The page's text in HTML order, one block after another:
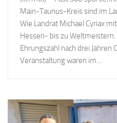
Main-Taunus-Kreis sind im
Wie Landrat Michael Cyriax
Hessen- bis zu
Ehrungszahl nach drei Jahren
Veranstaltung waren im...